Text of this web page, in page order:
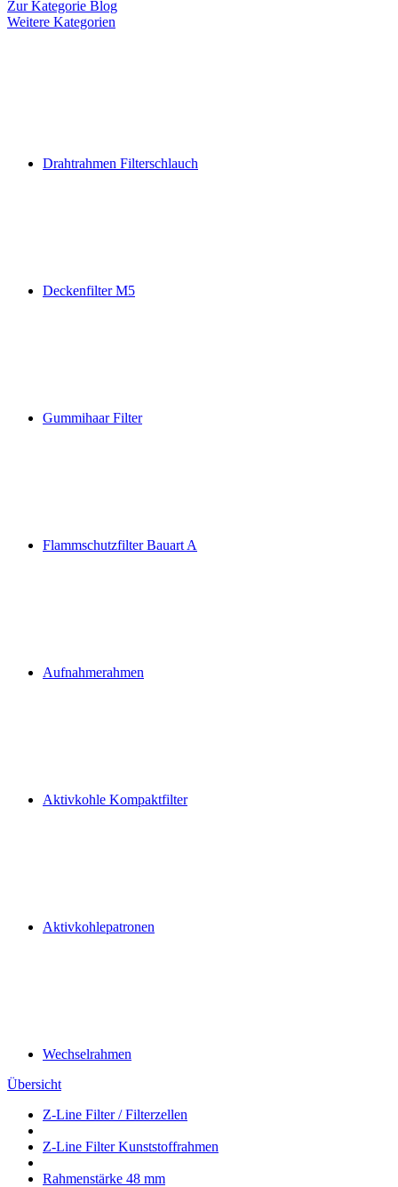
Zur Kategorie Blog
Weitere Kategorien
Drahtrahmen Filterschlauch
Deckenfilter M5
Gummihaar Filter
Flammschutzfilter Bauart A
Aufnahmerahmen
Aktivkohle Kompaktfilter
Aktivkohlepatronen
Wechselrahmen
Übersicht
Z-Line Filter / Filterzellen
Z-Line Filter Kunststoffrahmen
Rahmenstärke 48 mm